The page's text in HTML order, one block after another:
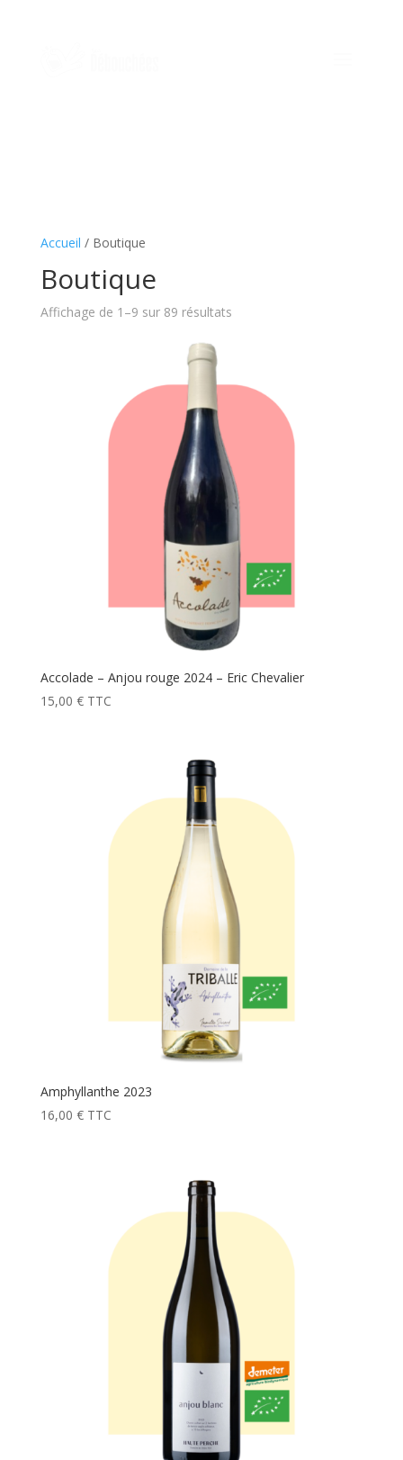
Accueil / Boutique
Boutique
Affichage de 1–9 sur 89 résultats
Accolade – Anjou rouge 2024 – Eric Chevalier
15,00 € TTC
Amphyllanthe 2023
16,00 € TTC